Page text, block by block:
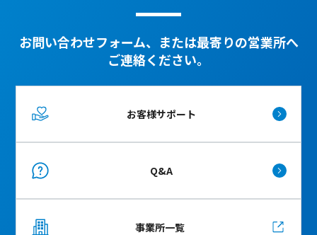
お問い合わせフォーム、または最寄りの営業所へ
ご連絡ください。
お客様サポート
Q&A
事業所一覧